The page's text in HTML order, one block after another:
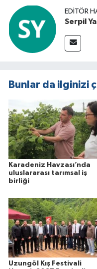
EDITÖR
Serpil
Bunlar da ilginizi
Karadeniz Havzası’nda
uluslararası tarımsal iş
birliği
Uzungöl Kış Festivali